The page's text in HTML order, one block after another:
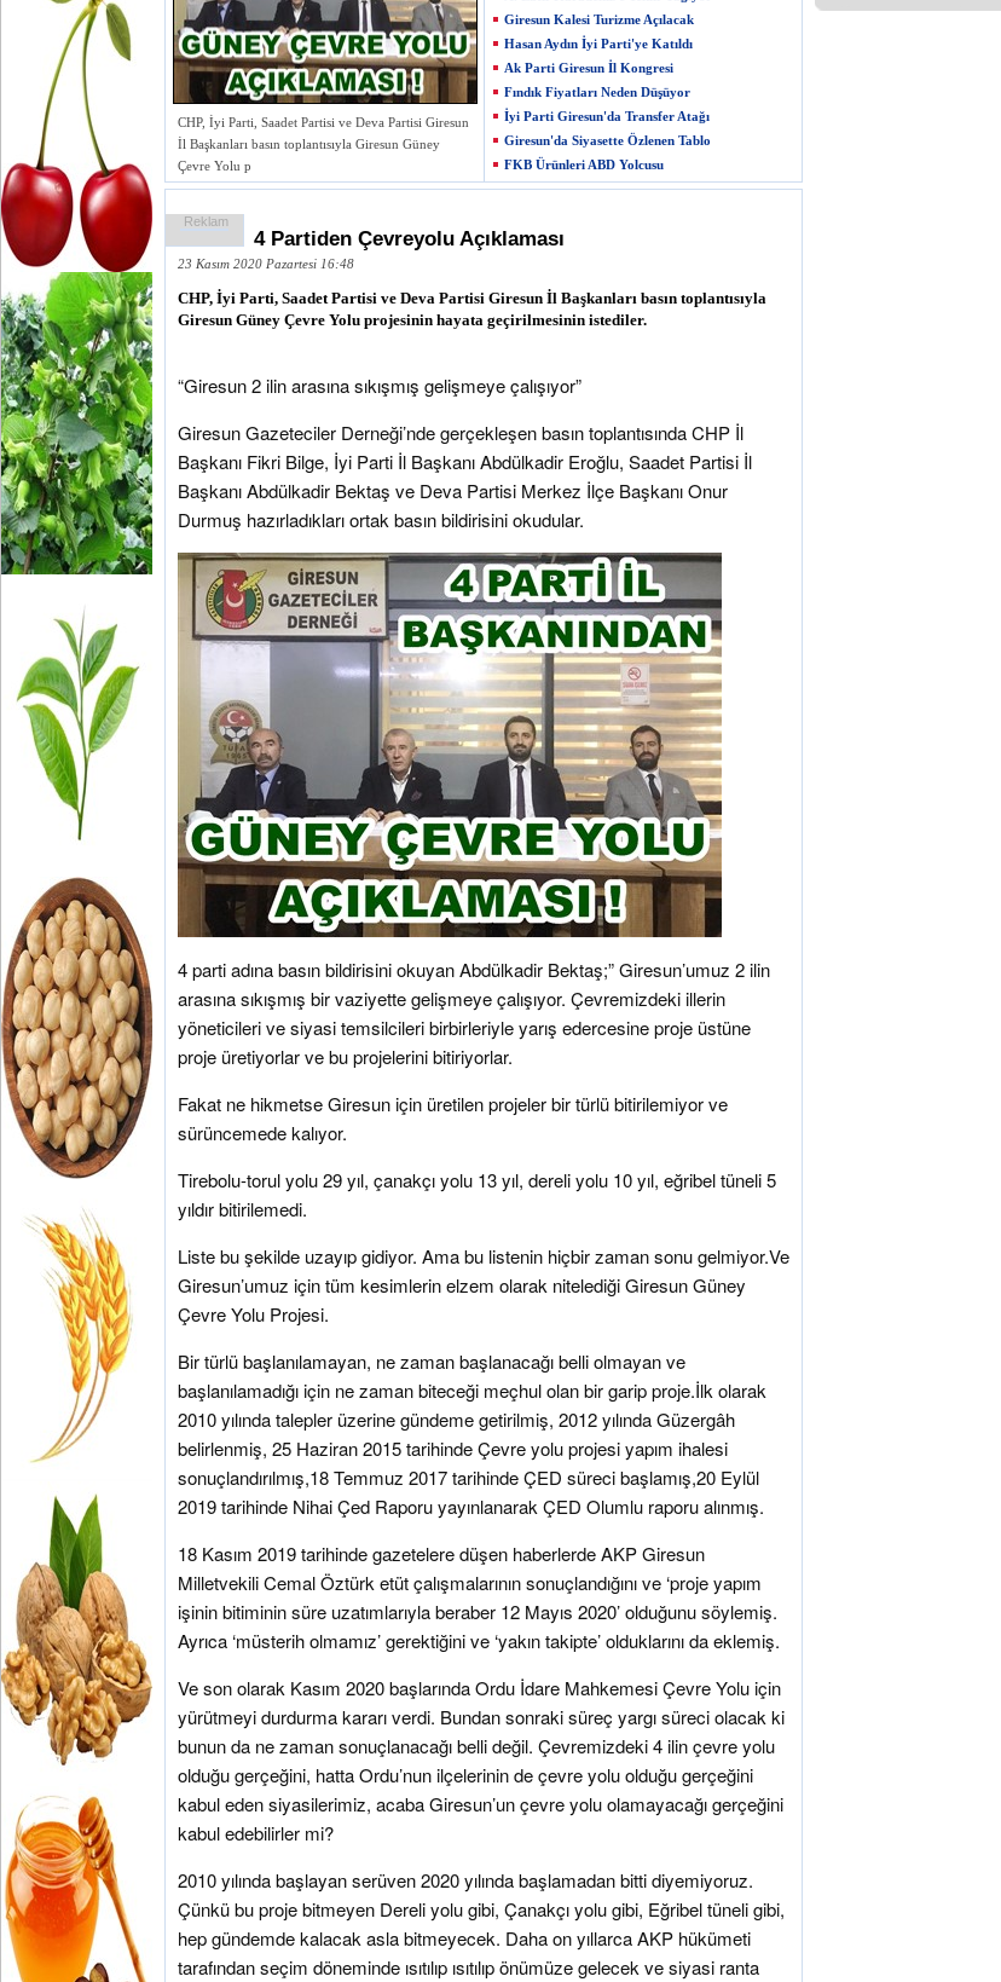
CHP, İyi Parti, Saadet Partisi ve Deva Partisi Giresun
İl Başkanları basın toplantısıyla Giresun Güney
Çevre Yolu p
Giresun Kalesi Turizme Açılacak
Hasan Aydın İyi Parti'ye Katıldı
Ak Parti Giresun İl Kongresi
Fındık Fiyatları Neden Düşüyor
İyi Parti Giresun'da Transfer Atağı
Giresun'da Siyasette Özlenen Tablo
FKB Ürünleri ABD Yolcusu
Reklam
4 Partiden Çevreyolu Açıklaması
23 Kasım 2020 Pazartesi 16:48
CHP, İyi Parti, Saadet Partisi ve Deva Partisi Giresun İl Başkanları basın toplantısıyla
Giresun Güney Çevre Yolu projesinin hayata geçirilmesinin istediler.
“Giresun 2 ilin arasına sıkışmış gelişmeye çalışıyor”
Giresun Gazeteciler Derneği’nde gerçekleşen basın toplantısında CHP İl
Başkanı Fikri Bilge, İyi Parti İl Başkanı Abdülkadir Eroğlu, Saadet Partisi İl
Başkanı Abdülkadir Bektaş ve Deva Partisi Merkez İlçe Başkanı Onur
Durmuş hazırladıkları ortak basın bildirisini okudular.
4 parti adına basın bildirisini okuyan Abdülkadir Bektaş;” Giresun’umuz 2 ilin
arasına sıkışmış bir vaziyette gelişmeye çalışıyor. Çevremizdeki illerin
yöneticileri ve siyasi temsilcileri birbirleriyle yarış edercesine proje üstüne
proje üretiyorlar ve bu projelerini bitiriyorlar.
Fakat ne hikmetse Giresun için üretilen projeler bir türlü bitirilemiyor ve
sürüncemede kalıyor.
Tirebolu-torul yolu 29 yıl, çanakçı yolu 13 yıl, dereli yolu 10 yıl, eğribel tüneli 5
yıldır bitirilemedi.
Liste bu şekilde uzayıp gidiyor. Ama bu listenin hiçbir zaman sonu gelmiyor.Ve
Giresun’umuz için tüm kesimlerin elzem olarak nitelediği Giresun Güney
Çevre Yolu Projesi.
Bir türlü başlanılamayan, ne zaman başlanacağı belli olmayan ve
başlanılamadığı için ne zaman biteceği meçhul olan bir garip proje.İlk olarak
2010 yılında talepler üzerine gündeme getirilmiş, 2012 yılında Güzergâh
belirlenmiş, 25 Haziran 2015 tarihinde Çevre yolu projesi yapım ihalesi
sonuçlandırılmış,18 Temmuz 2017 tarihinde ÇED süreci başlamış,20 Eylül
2019 tarihinde Nihai Çed Raporu yayınlanarak ÇED Olumlu raporu alınmış.
18 Kasım 2019 tarihinde gazetelere düşen haberlerde AKP Giresun
Milletvekili Cemal Öztürk etüt çalışmalarının sonuçlandığını ve ‘proje yapım
işinin bitiminin süre uzatımlarıyla beraber 12 Mayıs 2020’ olduğunu söylemiş.
Ayrıca ‘müsterih olmamız’ gerektiğini ve ‘yakın takipte’ olduklarını da eklemiş.
Ve son olarak Kasım 2020 başlarında Ordu İdare Mahkemesi Çevre Yolu için
yürütmeyi durdurma kararı verdi. Bundan sonraki süreç yargı süreci olacak ki
bunun da ne zaman sonuçlanacağı belli değil. Çevremizdeki 4 ilin çevre yolu
olduğu gerçeğini, hatta Ordu’nun ilçelerinin de çevre yolu olduğu gerçeğini
kabul eden siyasilerimiz, acaba Giresun’un çevre yolu olamayacağı gerçeğini
kabul edebilirler mi?
2010 yılında başlayan serüven 2020 yılında başlamadan bitti diyemiyoruz.
Çünkü bu proje bitmeyen Dereli yolu gibi, Çanakçı yolu gibi, Eğribel tüneli gibi,
hep gündemde kalacak asla bitmeyecek. Daha on yıllarca AKP hükümeti
tarafından seçim döneminde ısıtılıp ısıtılıp önümüze gelecek ve siyasi ranta